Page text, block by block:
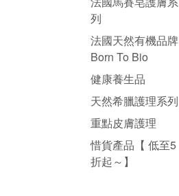
列
法國天然有機品牌
Born To Bio
健康養生品
天然希臘護理系列
重點皮膚護理
惜貨產品【 低至5
折起～】